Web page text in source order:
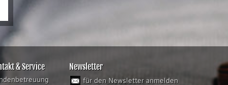
& Service Newsletter
für den Newsletter anmelden